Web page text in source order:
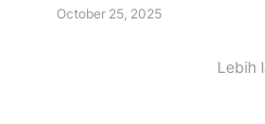
October 25, 2025
Lebih